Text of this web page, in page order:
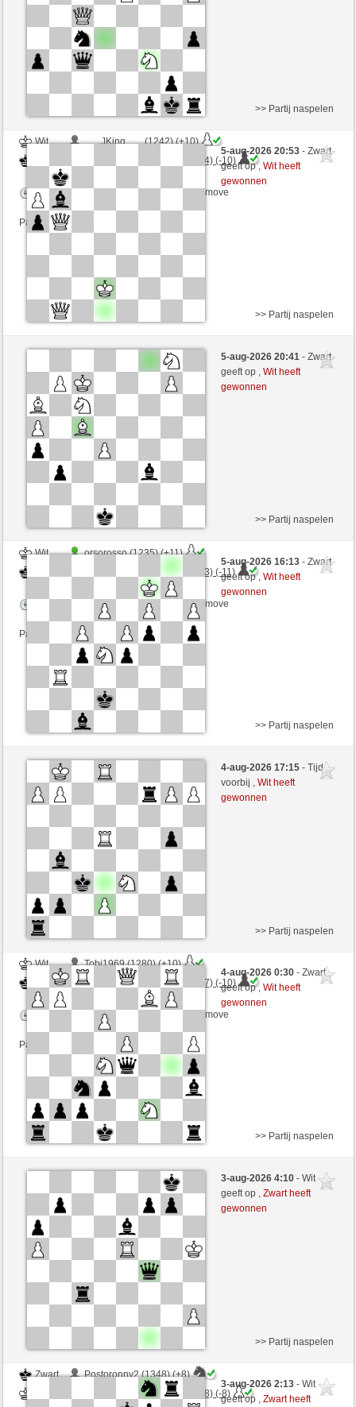
Wit
___JKing___ (1242) (+10)
ChesterTheMoulTester (1104) (-10)
Speelduur: 3 minutes/side + 2 seconds/move
Partij telt mee voor de ranglijst
>> Partij naspelen
5-aug-2026 20:53- Zwart
geeft op ,Wit heeft
gewonnen
Wit
Mat71 (1307) (+8)
ChesterTheMoulTester (1112) (-8)
Speelduur: 5 minutes/side + 8 seconds/move
Partij telt mee voor de ranglijst
>> Partij naspelen
5-aug-2026 20:41- Zwart
geeft op ,Wit heeft
gewonnen
Wit
orsorosso (1235) (+11)
ChesterTheMoulTester (1123) (-11)
Speelduur: 7 minutes/side + 7 seconds/move
Partij telt mee voor de ranglijst
>> Partij naspelen
5-aug-2026 16:13- Zwart
geeft op ,Wit heeft
gewonnen
Wit
popaul1 (1454) (+4)
Zwart
ChesterTheMoulTester (1127) (-4)
Partij telt mee voor de ranglijst
>> Partij naspelen
4-aug-2026 17:15- Tijd
voorbij ,Wit heeft
gewonnen
Wit
Tobi1969 (1280) (+10)
Zwart
ChesterTheMoulTester (1137) (-10)
Speelduur: 4 minutes/side + 5 seconds/move
Partij telt mee voor de ranglijst
>> Partij naspelen
4-aug-2026 0:30- Zwart
geeft op ,Wit heeft
gewonnen
Wit
pompy (1537) (+3)
ChesterTheMoulTester (1140) (-3)
Speelduur: 11 minutes/side + 1 seconds/move
Partij telt mee voor de ranglijst
>> Partij naspelen
3-aug-2026 4:10- Wit
geeft op ,Zwart heeft
gewonnen
Zwart
Postoronny2 (1348) (+8)
ChesterTheMoulTester (1148) (-8)
>> Partij naspelen
3-aug-2026 2:13- Wit
geeft op ,Zwart heeft